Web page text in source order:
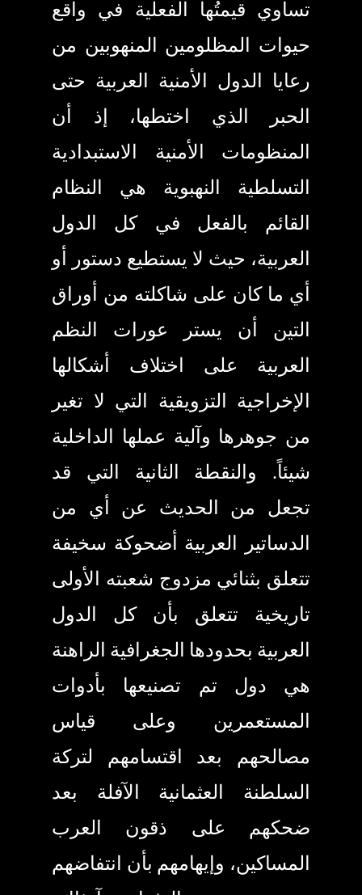
تساوي قيمتُها الفعلية في واقع
حيوات المظلومين المنهوبين من
رعايا الدول الأمنية العربية حتى
الحبر الذي اختطها، إذ أن
المنظومات الأمنية الاستبدادية
التسلطية النهبوية هي النظام
القائم بالفعل في كل الدول
العربية، حيث لا يستطيع دستور أو
أي ما كان على شاكلته من أوراق
التين أن يستر عورات النظم
العربية على اختلاف أشكالها
الإخراجية التزويقية التي لا تغير
من جوهرها وآلية عملها الداخلية
شيئاً. والنقطة الثانية التي قد
تجعل من الحديث عن أي من
الدساتير العربية أضحوكة سخيفة
تتعلق بثنائي مزدوج شعبته الأولى
تاريخية تتعلق بأن كل الدول
العربية بحدودها الجغرافية الراهنة
هي دول تم تصنيعها بأدوات
المستعمرين وعلى قياس
مصالحهم بعد اقتسامهم لتركة
السلطنة العثمانية الآفلة بعد
ضحكهم على ذقون العرب
المساكين، وإيهامهم بأن انتفاضهم